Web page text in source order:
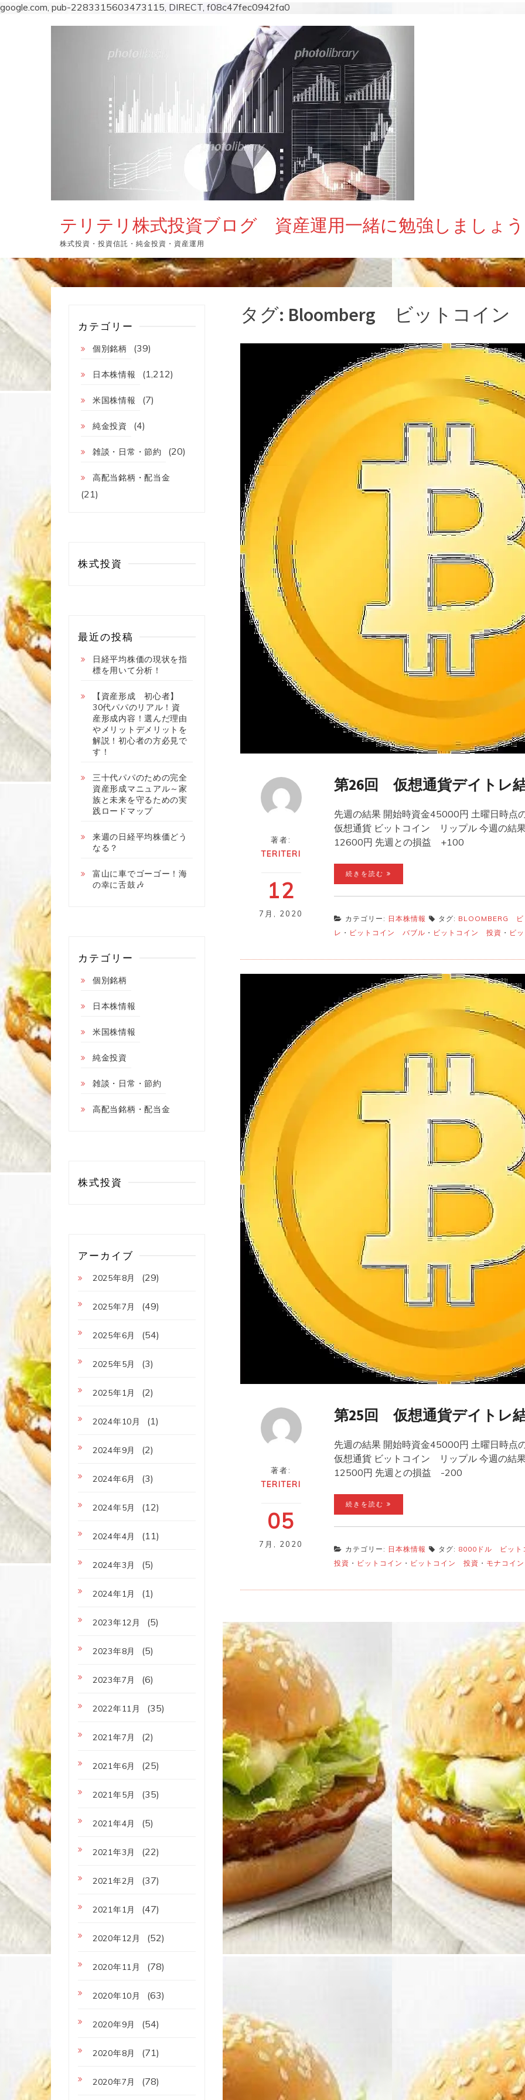
google.com, pub-2283315603473115, DIRECT, f08c47fec0942fa0
テリテリ株式投資ブログ 資産運用一緒に勉強しましょ
株式投資・投資信託・純金投資・資産運用
タグ: Bloomberg ビットコイン
著者:
TERITERI
12
7月 , 2020
第26回 仮想通貨デイトレ
先週の結果 開始時資金45000円 土曜日時
仮想通貨 ビットコイン リップル 今週の結
12600円 先週との損益 +100
続きを読む
カテゴリー: 日本株情報 タグ: BLOOMBERG ビ
レ ・ ビットコイン バブル ・ ビットコイン 投資 ・ ビ
著者:
TERITERI
05
7月 , 2020
第25回 仮想通貨デイトレ
先週の結果 開始時資金45000円 土曜日時
仮想通貨 ビットコイン リップル 今週の結
12500円 先週との損益 -200
続きを読む
カテゴリー: 日本株情報 タグ: 8000ドル ビット
投資 ・ ビットコイン ・ ビットコイン 投資 ・ モナコイン
カテゴリー
個別銘柄 (39)
日本株情報 (1,212)
米国株情報 (7)
純金投資 (4)
雑談・日常・節約 (20)
高配当銘柄・配当金
(21)
株式投資
最近の投稿
日経平均株価の現状を指
標を用いて分析！
【資産形成 初心者】
30代パパのリアル！資
産形成内容！選んだ理由
やメリットデメリットを
解説！初心者の方必見で
す！
三十代パパのための完全
資産形成マニュアル～家
族と未来を守るための実
践ロードマップ
来週の日経平均株価どう
なる？
富山に車でゴーゴー！海
の幸に舌鼓🎶
カテゴリー
個別銘柄
日本株情報
米国株情報
純金投資
雑談・日常・節約
高配当銘柄・配当金
株式投資
アーカイブ
2025年8月 (29)
2025年7月 (49)
2025年6月 (54)
2025年5月 (3)
2025年1月 (2)
2024年10月 (1)
2024年9月 (2)
2024年6月 (3)
2024年5月 (12)
2024年4月 (11)
2024年3月 (5)
2024年1月 (1)
2023年12月 (5)
2023年8月 (5)
2023年7月 (6)
2022年11月 (35)
2021年7月 (2)
2021年6月 (25)
2021年5月 (35)
2021年4月 (5)
2021年3月 (22)
2021年2月 (37)
2021年1月 (47)
2020年12月 (52)
2020年11月 (78)
2020年10月 (63)
2020年9月 (54)
2020年8月 (71)
2020年7月 (78)